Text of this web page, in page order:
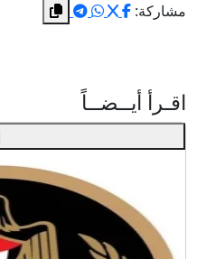
مشاركة:
اقـرأ أيــضــاً